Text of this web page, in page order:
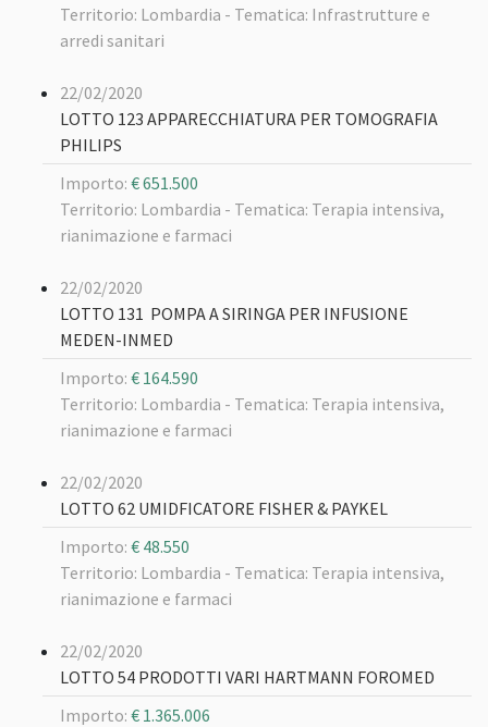
Territorio: Lombardia - Tematica: Infrastrutture e
arredi sanitari
22/02/2020
LOTTO 123 APPARECCHIATURA PER TOMOGRAFIA
PHILIPS
Importo: € 651.500
Territorio: Lombardia - Tematica: Terapia intensiva,
rianimazione e farmaci
22/02/2020
LOTTO 131 POMPA A SIRINGA PER INFUSIONE
MEDEN-INMED
Importo: € 164.590
Territorio: Lombardia - Tematica: Terapia intensiva,
rianimazione e farmaci
22/02/2020
LOTTO 62 UMIDFICATORE FISHER & PAYKEL
Importo: € 48.550
Territorio: Lombardia - Tematica: Terapia intensiva,
rianimazione e farmaci
22/02/2020
LOTTO 54 PRODOTTI VARI HARTMANN FOROMED
Importo: € 1.365.006